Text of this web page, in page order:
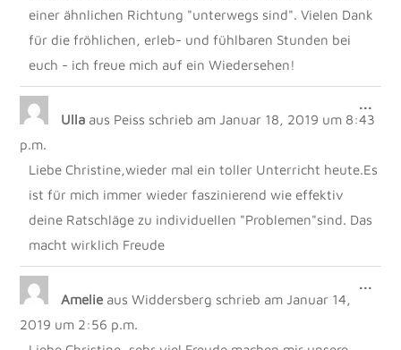
einer ähnlichen Richtung "unterwegs sind". Vielen Dank
für die fröhlichen, erleb- und fühlbaren Stunden bei
euch - ich freue mich auf ein Wiedersehen!
Ulla aus Peiss schrieb am Januar 18, 2019 um 8:43
p.m.
Liebe Christine,wieder mal ein toller Unterricht heute.Es
ist für mich immer wieder faszinierend wie effektiv
deine Ratschläge zu individuellen "Problemen"sind. Das
macht wirklich Freude
...
Amelie aus Widdersberg schrieb am Januar 14,
2019 um 2:56 p.m.
...